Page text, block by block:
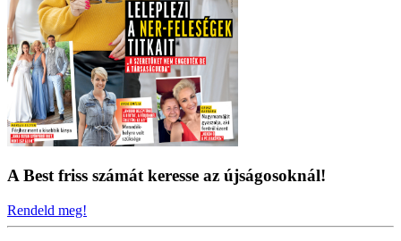
A Best friss számát keresse az újságosoknál!
Rendeld meg!